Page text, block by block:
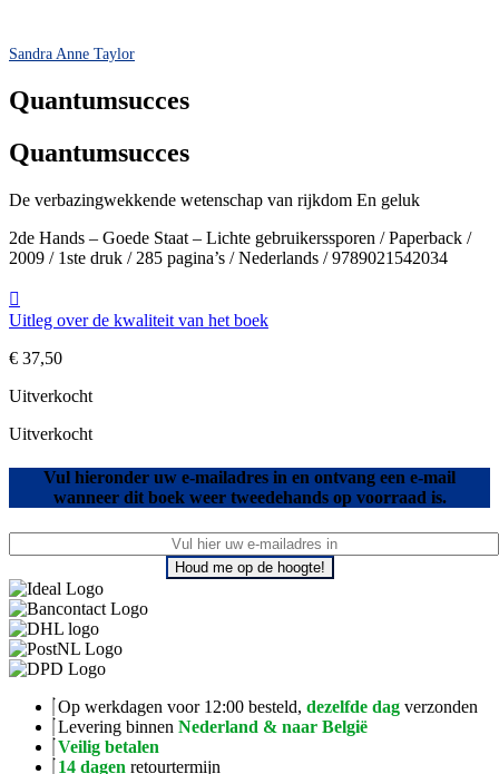
Sandra Anne Taylor
Quantumsucces
Quantumsucces
De verbazingwekkende wetenschap van rijkdom En geluk
2de Hands – Goede Staat – Lichte gebruikerssporen / Paperback /
2009 / 1ste druk / 285 pagina’s / Nederlands / 9789021542034
Uitleg over de kwaliteit van het boek
€ 37,50
Uitverkocht
Uitverkocht
Vul hieronder uw e-mailadres in en ontvang een e-mail
wanneer dit boek weer tweedehands op voorraad is.
Houd me op de hoogte!
Op werkdagen voor 12:00 besteld, dezelfde dag verzonden
Levering binnen Nederland & naar België
Veilig betalen
14 dagen retourtermijn